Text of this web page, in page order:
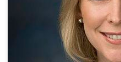
Wybitny, demokratyczny senator
do zmian. Nowojorska senator
opioidowe aktywnymi
Podczas niedawnego wystąpienia
odbyło się w celu omówienia